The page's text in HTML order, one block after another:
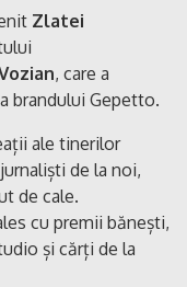
Zlatei
, care a
brandului Gepetto.
ale tinerilor
de la noi,
de cale.
cu premii bănești,
și cărți de la